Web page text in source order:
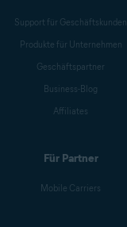
Support für Geschäftskunden
Produkte für Unternehmen
Geschäftspartner
Business-Blog
Affiliates
Für Partner
Mobile Carriers